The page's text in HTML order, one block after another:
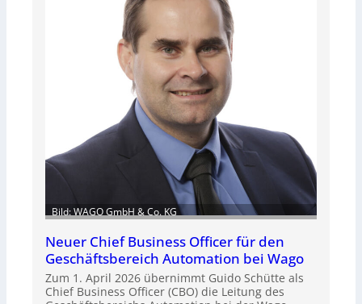
Bild: WAGO GmbH & Co. KG
Neuer Chief Business Officer für den
Geschäftsbereich Automation bei Wago
Zum 1. April 2026 übernimmt Guido Schütte als
Chief Business Officer (CBO) die Leitung des